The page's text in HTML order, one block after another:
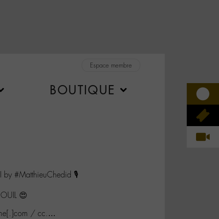
Espace membre
BOUTIQUE
by #MatthieuChedid 🎙️
😍
/ cc.…